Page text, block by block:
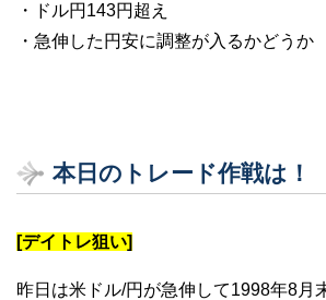
・ドル円143円超え
・急伸した円安に調整が入るかどうか
本日のトレード作戦は！
[デイトレ狙い]
昨日は米ドル/円が急伸して1998年8月